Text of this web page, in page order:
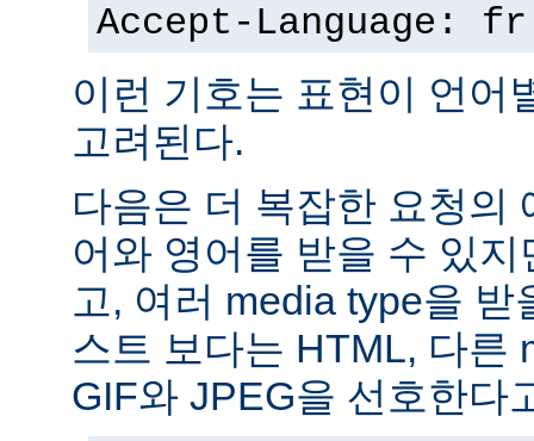
Accept-Language: fr
이런 기호는 표현이 언어
고려된다.
다음은 더 복잡한 요청의
어와 영어를 받을 수 있
고, 여러 media type을
스트 보다는 HTML, 다른
GIF와 JPEG을 선호한다